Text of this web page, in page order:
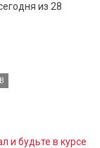
из 28
и будьте в курсе